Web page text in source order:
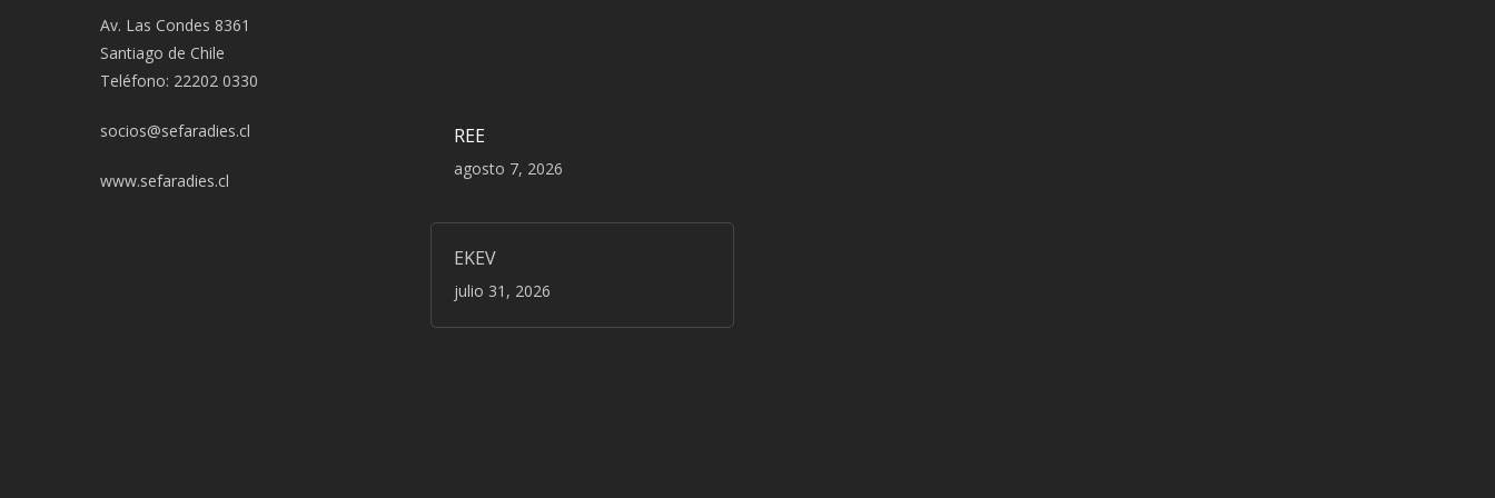
Av. Las Condes 8361
Santiago de Chile
Teléfono: 22202 0330
socios@sefaradies.cl
www.sefaradies.cl
REE
agosto 7, 2026
EKEV
julio 31, 2026